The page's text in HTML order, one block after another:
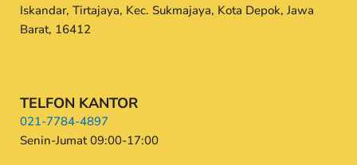
Iskandar, Tirtajaya, Kec. Sukmajaya, Kota Depok, Jawa
Barat, 16412
TELFON KANTOR
021-7784-4897
Senin-Jumat 09:00-17:00